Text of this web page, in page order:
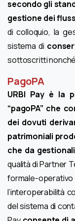
secondo gli
gestione dei
di colloquio, la
sistema di
sottoscritti
PagoPA
URBI Pay è la
“pagoPA” che
dei dovuti
patrimoniali
che da
qualità di Partner
formale-
l’interoperabilità
del sistema di